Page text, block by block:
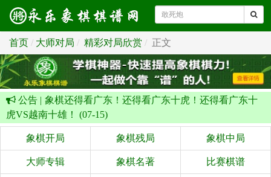
首页 大师对局 精彩对局欣赏 正文
公告 | 象棋还得看广东！还得看广东十虎！还得看广东十
虎VS越南十雄！ (07-15)
象棋开局 象棋残局 象棋中局
大师专辑 象棋名著 比赛棋谱